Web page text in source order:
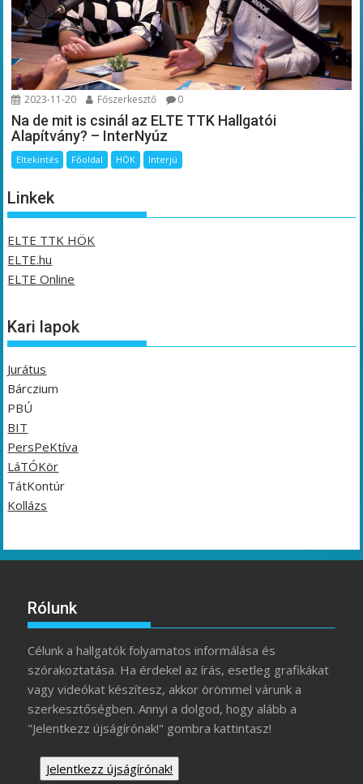
2023-11-20 Főszerkesztő 0
Na de mit is csinál az ELTE TTK Hallgatói
Alapítvány? – InterNyúz
Eltekintés Főoldal HÖK Interjú
Linkek
ELTE TTK HÖK
ELTE.hu
ELTE Online
Kari lapok
Jurátus
Bárczium
PBÚ
BIT
PersPeKtíva
LáTÓKör
TátKontúr
Kollázs
Rólunk
Célunk a hallgatók folyamatos informálása és
szórakoztatása. Ha érdekel az írás, esetleg grafikákat
vagy videókat készítesz, akkor örömmel várunk a
szerkesztőségben. Annyi a dolgod, hogy alább a
"Jelentkezz újságírónak!" gombra kattintasz!
Jelentkezz újságírónak!